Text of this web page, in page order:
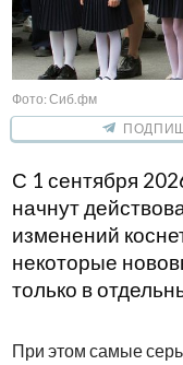
Фото: Сиб.фм
С 1 сентября
начнут
изменений
некоторые
только в
При этом самые